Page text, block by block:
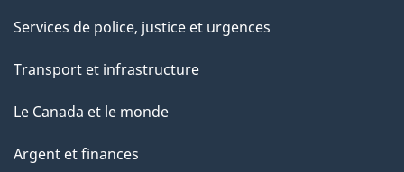
Services de police, justice et urgences
Transport et infrastructure
Le Canada et le monde
Argent et finances